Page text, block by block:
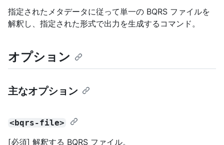
指定されたメタデータに従って単一の BQRS ファイルを
解釈し、指定された形式で出力を生成するコマンド。
オプション
主なオプション
<bqrs-file>
[必須] 解釈する BQRS ファイル。